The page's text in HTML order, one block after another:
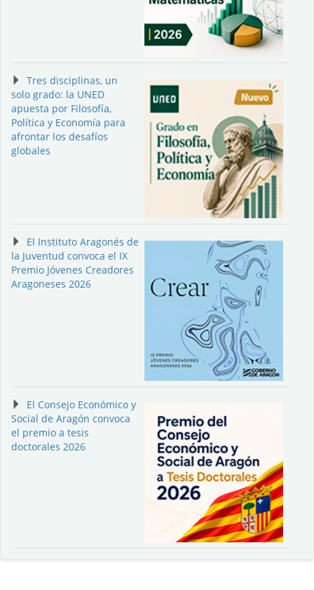
Tres disciplinas, un
solo grado: la UNED
apuesta por Filosofía,
Política y Economía para
afrontar los desafíos
globales
El Instituto Aragonés de
la Juventud convoca el IX
Premio Jóvenes Creadores
Aragoneses 2026
El Consejo Económico y
Social de Aragón convoca
el premio a tesis
doctorales 2026